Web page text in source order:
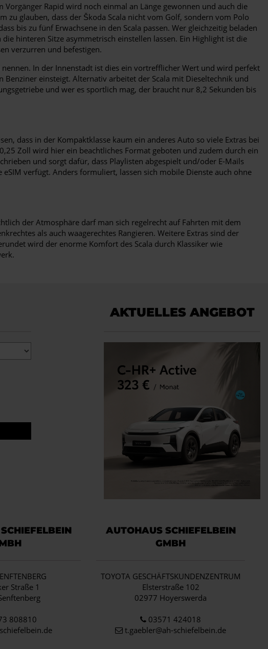
Rapid wird noch einmal an Länge gewonnen und auch die
zu glauben, dass der Škoda Scala nicht vom Golf, sondern vom Polo
bis zu fünf Erwachsene in den Scala passen. Wer gleichzeitig beladen
hinteren Sitze asymmetrisch einstellen lassen. Ein Highlight ist die
verzurren und befestigen.
In der Innenstadt ist dies ein vortrefflicher Wert und wird perfekt
einsteigt. Alternativ arbeitet der Scala mit Dieseltechnik und
und wer es sportlich mag, der braucht nur 8,2 Sekunden bis
dass in der Kompaktklasse kaum ein anderes Auto so viele Extras bei
Zoll wird hier ein beachtliches Format geboten und zudem durch ein
und sorgt dafür, dass Playlisten abgespielt und/oder E-Mails
verfügt. Anders formuliert, lassen sich mobile Dienste auch ohne
der Atmosphäre darf man sich regelrecht auf Fahrten mit dem
als auch waagerechtes Rangieren. Weitere Extras sind der
wird der enorme Komfort des Scala durch Klassiker wie
AKTUELLES ANGEBOT
Straße 1
808810
AUTOHAUS SCHIEFELBEIN
GMBH
TOYOTA GESCHÄFTSKUNDENZENTRUM
Elsterstraße 102
02977 Hoyerswerda
03571 424018
t.gaebler@ah-schiefelbein.de